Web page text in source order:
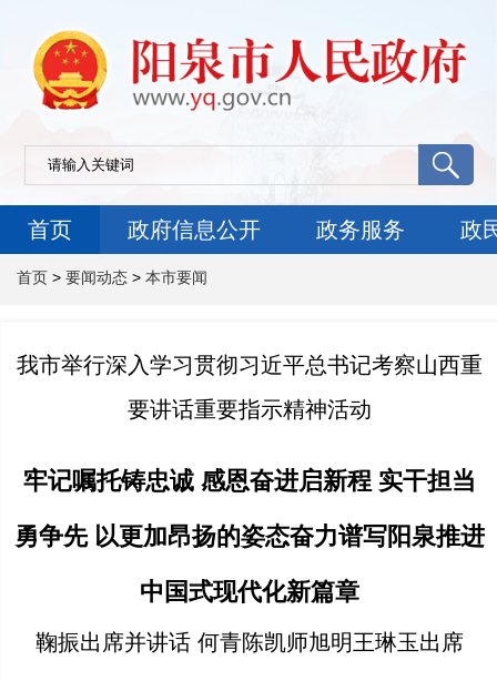
首页 政府信息公开 政务服务 政
首页 > 要闻动态 > 本市要闻
我市举行深入学习贯彻习近平总书记考察山西重
要讲话重要指示精神活动
牢记嘱托铸忠诚 感恩奋进启新程 实干担当
勇争先 以更加昂扬的姿态奋力谱写阳泉推进
中国式现代化新篇章
鞠振出席并讲话 何青陈凯师旭明王琳玉出席